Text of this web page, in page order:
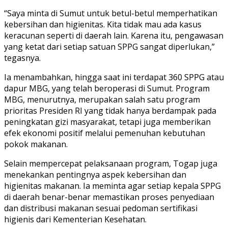
“Saya minta di Sumut untuk betul-betul memperhatikan
kebersihan dan higienitas. Kita tidak mau ada kasus
keracunan seperti di daerah lain. Karena itu, pengawasan
yang ketat dari setiap satuan SPPG sangat diperlukan,”
tegasnya.
Ia menambahkan, hingga saat ini terdapat 360 SPPG atau
dapur MBG, yang telah beroperasi di Sumut. Program
MBG, menurutnya, merupakan salah satu program
prioritas Presiden RI yang tidak hanya berdampak pada
peningkatan gizi masyarakat, tetapi juga memberikan
efek ekonomi positif melalui pemenuhan kebutuhan
pokok makanan.
Selain mempercepat pelaksanaan program, Togap juga
menekankan pentingnya aspek kebersihan dan
higienitas makanan. Ia meminta agar setiap kepala SPPG
di daerah benar-benar memastikan proses penyediaan
dan distribusi makanan sesuai pedoman sertifikasi
higienis dari Kementerian Kesehatan.